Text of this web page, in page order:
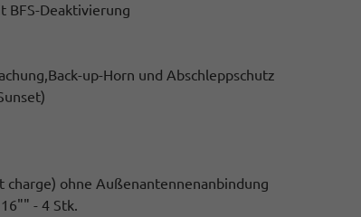
BFS-Deaktivierung
up-Horn und Abschleppschutz
ohne Außenantennenanbindung
- 4 Stk.